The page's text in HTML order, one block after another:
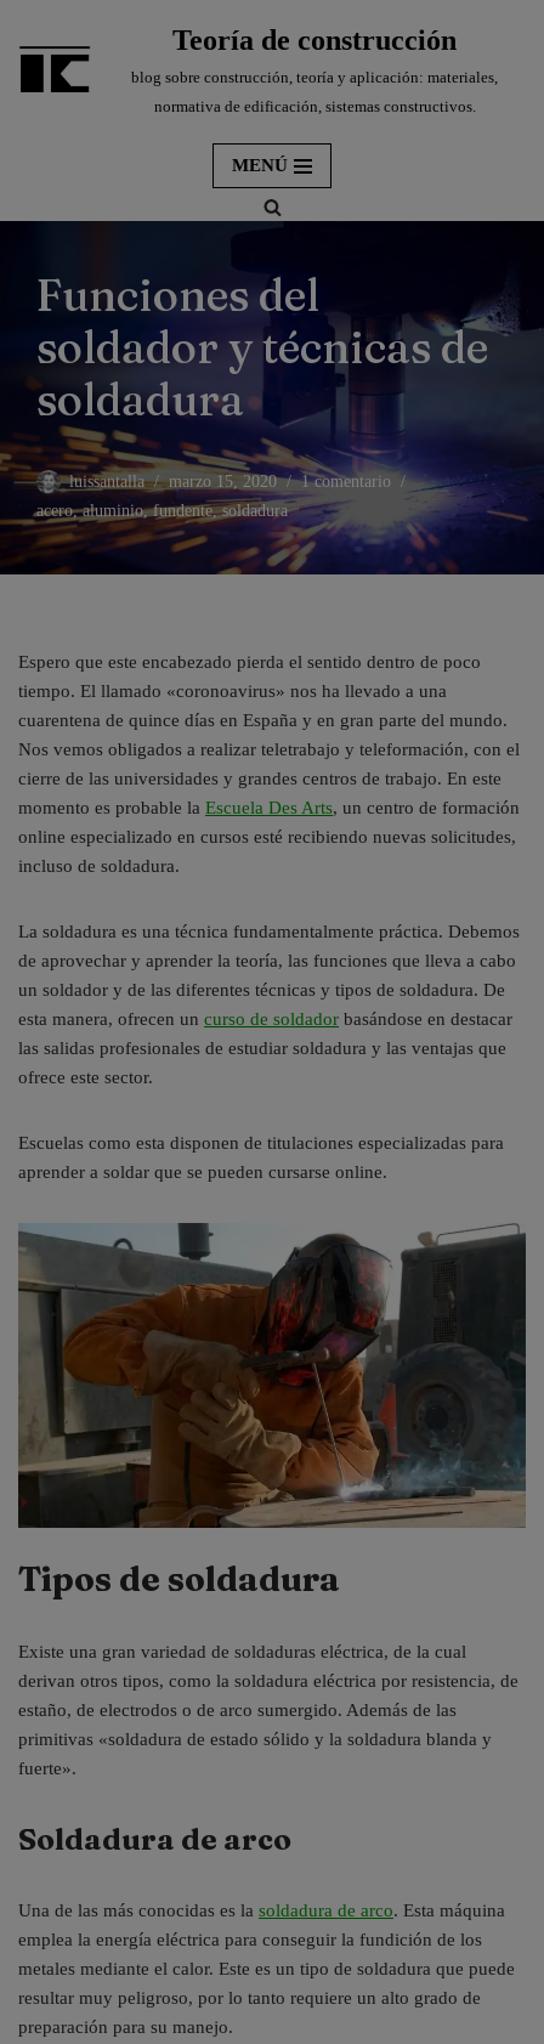
al
Teoría de construcción
blog sobre construcción, teoría y aplicación: materiales,
normativa de edificación, sistemas constructivos.
MENÚ
Funciones del
soldador y técnicas de
soldadura
luissantalla marzo 15, 2020
1 comentario
acero,aluminio,fundente,soldadura
Espero que este encabezado pierda el sentido dentro de poco
tiempo. El llamado «coronoavirus» nos ha llevado a una
cuarentena de quince días en España y en gran parte del mundo.
Nos vemos obligados a realizar teletrabajo y teleformación, con el
cierre de las universidades y grandes centros de trabajo. En este
momento es probable la Escuela Des Arts, un centro de formación
online especializado en cursos esté recibiendo nuevas solicitudes,
incluso de soldadura.
La soldadura es una técnica fundamentalmente práctica. Debemos
de aprovechar y aprender la teoría, las funciones que lleva a cabo
un soldador y de las diferentes técnicas y tipos de soldadura. De
esta manera, ofrecen un curso de soldador basándose en destacar
las salidas profesionales de estudiar soldadura y las ventajas que
ofrece este sector.
Escuelas como esta disponen de titulaciones especializadas para
aprender a soldar que se pueden cursarse online.
Tipos de soldadura
Existe una gran variedad de soldaduras eléctrica, de la cual
derivan otros tipos, como la soldadura eléctrica por resistencia, de
estaño, de electrodos o de arco sumergido. Además de las
primitivas «soldadura de estado sólido y la soldadura blanda y
fuerte».
Soldadura de arco
Una de las más conocidas es la soldadura de arco. Esta máquina
emplea la energía eléctrica para conseguir la fundición de los
metales mediante el calor. Este es un tipo de soldadura que puede
resultar muy peligroso, por lo tanto requiere un alto grado de
preparación para su manejo.